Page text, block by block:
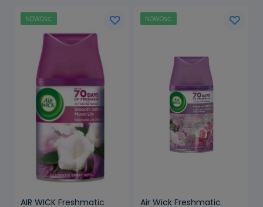
AIR WICK Freshmatic
NOWOŚĆ
Air Wick Freshmatic
NOWOŚĆ